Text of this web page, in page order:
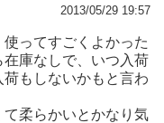
2013/05/29 19:57
ってすごくよかった
庫なしで、いつ入荷
もしないかもと言わ
柔らかいとかなり気